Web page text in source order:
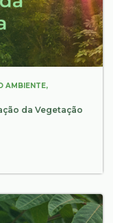
AMBIENTE,
da Vegetação